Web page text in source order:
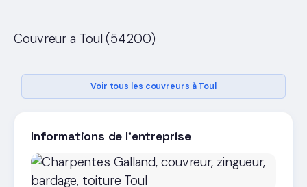
Couvreur a Toul (54200)
Voir tous les couvreurs à Toul
Informations de l'entreprise